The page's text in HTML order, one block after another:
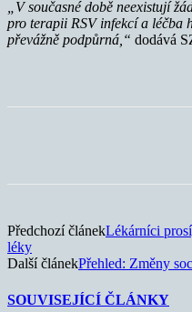
„V současné době neexistují
pro terapii RSV infekcí a léčba
převážně podpůrná,“ dodává
Předchozí článekLékárníci
léky
Další článekPřehled: Změny
SOUVISEJÍCÍ ČLÁNKY